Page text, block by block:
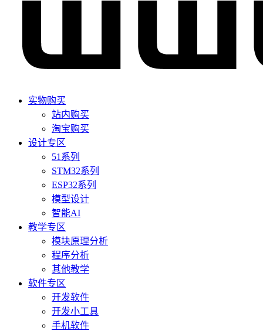
实物购买
站内购买
淘宝购买
设计专区
51系列
STM32系列
ESP32系列
模型设计
智能AI
教学专区
模块原理分析
程序分析
其他教学
软件专区
开发软件
开发小工具
手机软件